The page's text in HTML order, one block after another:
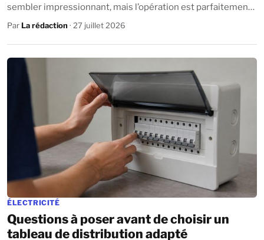
sembler impressionnant, mais l’opération est parfaitement
accessible aux bricoleurs même...
Par La rédaction · 27 juillet 2026
ÉLECTRICITÉ
Questions à poser avant de choisir un
tableau de distribution adapté